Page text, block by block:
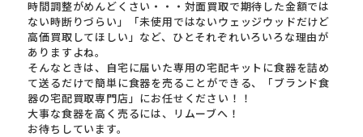
時間調整がめんどくさい・・・対面買取で期待した金額では
ない時断りづらい」「未使用ではないウェッジウッドだけど
高価買取してほしい」など、ひとそれぞれいろいろな理由が
ありますよね。
そんなときは、自宅に届いた専用の宅配キットに食器を詰め
て送るだけで簡単に食器を売ることができる、「ブランド食
器の宅配買取専門店」にお任せください！！
大事な食器を高く売るには、リムーブへ！
お待ちしています。